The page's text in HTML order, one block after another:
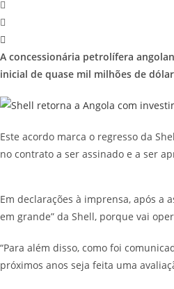
A concessionária petrolífera
inicial de quase mil milhões de
Este acordo marca o regresso da
no contrato a ser assinado e a ser
Em declarações à imprensa, após a
em grande” da Shell, porque vai
“Para além disso, como foi
próximos anos seja feita uma